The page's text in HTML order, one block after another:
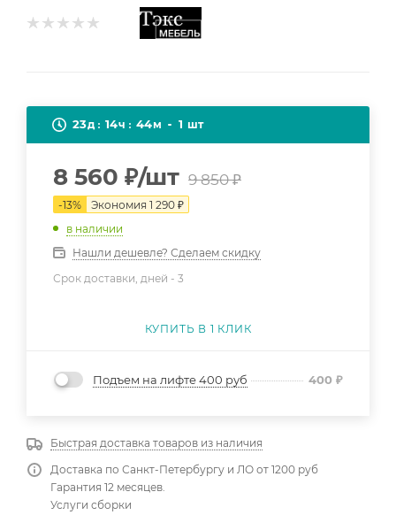
23д 14ч 44м 1 шт
8 560 ₽/шт 9 850₽
-13% Экономия 1 290 ₽
в наличии
Нашли дешевле? Сделаем скидку
Срок доставки, дней - 3
КУПИТЬ В 1 КЛИК
Подъем на лифте 400 руб 400 ₽
Быстрая доставка товаров из наличия
Доставка по Санкт-Петербургу и ЛО от 1200 руб
Гарантия 12 месяцев.
Услуги сборки